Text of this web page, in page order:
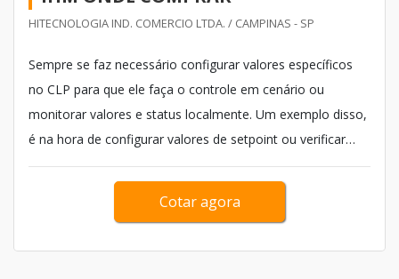
HITECNOLOGIA IND. COMERCIO LTDA. / CAMPINAS - SP
Sempre se faz necessário configurar valores específicos
no CLP para que ele faça o controle em cenário ou
monitorar valores e status localmente. Um exemplo disso,
é na hora de configurar valores de setpoint ou verificar
status com mensagens de falha na malha de controle. A HI
Tecnologia é uma empresa que tem IHM onde comprar.
Ela possui diversos modelos de tamanho e funcionalidades
Cotar agora